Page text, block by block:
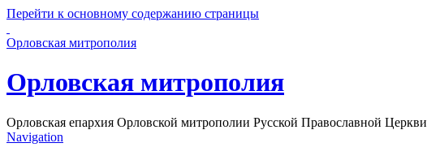
Перейти к основному содержанию страницы
Орловская митрополия
Орловская митрополия
Орловская епархия Орловской митрополии Русской Православной Церкви
Navigation